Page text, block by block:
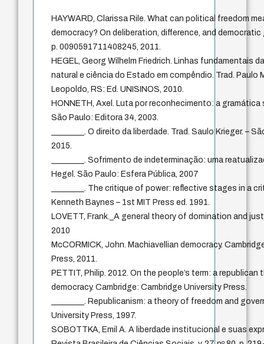
HAYWARD, Clarissa Rile. What can political freedom
democracy? On deliberation, difference, and
p. 0090591711408245, 2011.
HEGEL, Georg Wilhelm Friedrich. Linhas fundamentais
natural e ciência do Estado em compêndio. Trad. Paulo
Leopoldo, RS: Ed. UNISINOS, 2010.
HONNETH, Axel. Luta por reconhecimento: a
São Paulo: Editora 34, 2003.
________. O direito da liberdade. Trad. Saulo Krieger. –
2015.
________. Sofrimento de indeterminação: uma
Hegel. São Paulo: Esfera Pública, 2007
________. The critique of power: reflective stages in a
Kenneth Baynes – 1st MIT Press ed. 1991.
LOVETT, Frank._A general theory of domination and
2010
McCORMICK, John. Machiavellian democracy.
Press, 2011.
PETTIT, Philip. 2012. On the people’s term: a
democracy. Cambridge: Cambridge University Press.
________. Republicanism: a theory of freedom and
University Press, 1997.
SOBOTTKA, Emil A. A liberdade institucional e suas